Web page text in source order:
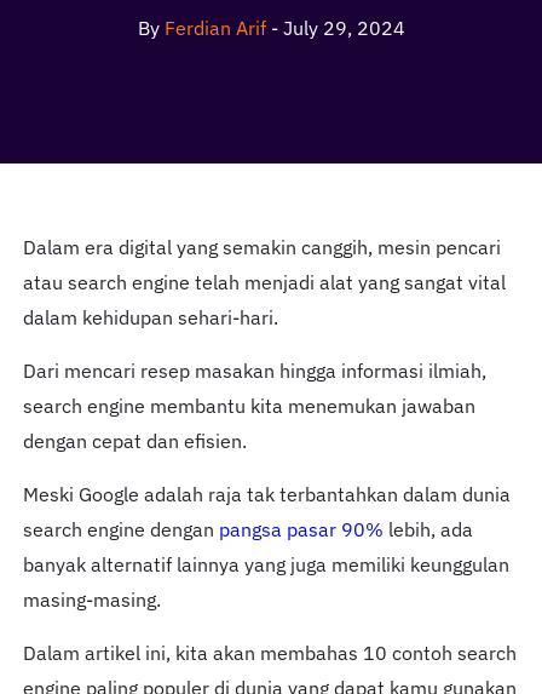
By Ferdian Arif -July 29, 2024
Dalam era digital yang semakin canggih, mesin pencari
atau search engine telah menjadi alat yang sangat vital
dalam kehidupan sehari-hari.
Dari mencari resep masakan hingga informasi ilmiah,
search engine membantu kita menemukan jawaban
dengan cepat dan efisien.
Meski Google adalah raja tak terbantahkan dalam dunia
search engine dengan pangsa pasar 90% lebih, ada
banyak alternatif lainnya yang juga memiliki keunggulan
masing-masing.
Dalam artikel ini, kita akan membahas 10 contoh search
engine paling populer di dunia yang dapat kamu gunakan